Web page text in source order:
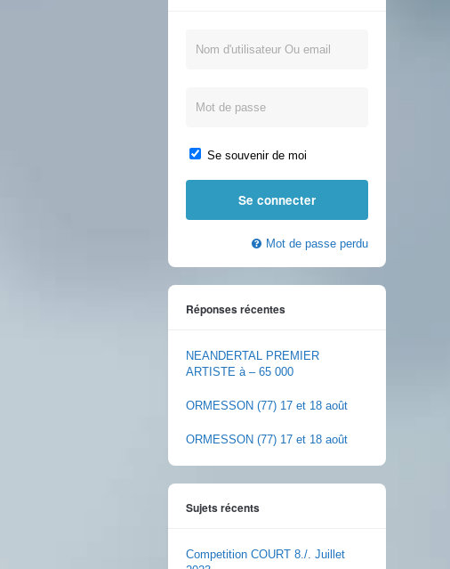
Se souvenir de moi
Mot de passe perdu
Réponses récentes
NEANDERTAL PREMIER
ARTISTE à – 65 000
ORMESSON (77) 17 et 18 août
ORMESSON (77) 17 et 18 août
Sujets récents
Competition COURT 8./. Juillet